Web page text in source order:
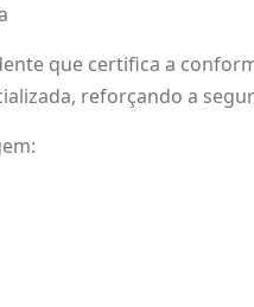
que certifica a
reforçando a